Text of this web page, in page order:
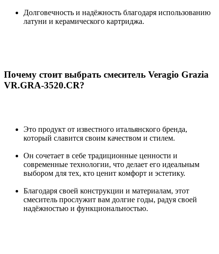
Долговечность и надёжность благодаря использованию
латуни и керамического картриджа.
Почему стоит выбрать смеситель Veragio Grazia
VR.GRA-3520.CR?
Это продукт от известного итальянского бренда,
который славится своим качеством и стилем.
Он сочетает в себе традиционные ценности и
современные технологии, что делает его идеальным
выбором для тех, кто ценит комфорт и эстетику.
Благодаря своей конструкции и материалам, этот
смеситель прослужит вам долгие годы, радуя своей
надёжностью и функциональностью.